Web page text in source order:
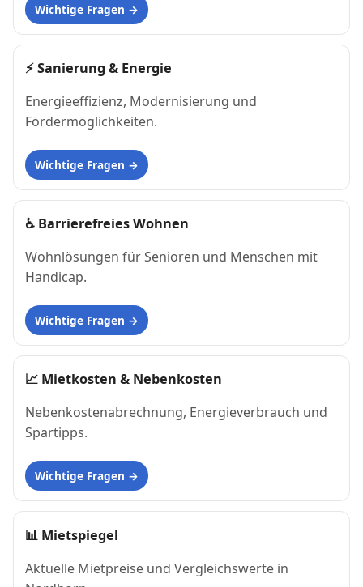
Wichtige Fragen
⚡Sanierung & Energie
Energieeffizienz, Modernisierung und
Fördermöglichkeiten.
Wichtige Fragen
♿ Barrierefreies Wohnen
Wohnlösungen für Senioren und Menschen mit
Handicap.
Wichtige Fragen
📈 Mietkosten & Nebenkosten
Nebenkostenabrechnung, Energieverbrauch und
Spartipps.
Wichtige Fragen
📊 Mietspiegel
Aktuelle Mietpreise und Vergleichswerte in